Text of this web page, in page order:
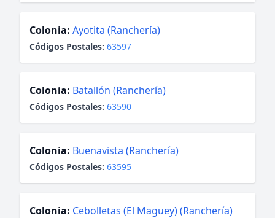
Colonia: Ayotita (Ranchería)
Códigos Postales: 63597
Colonia: Batallón (Ranchería)
Códigos Postales: 63590
Colonia: Buenavista (Ranchería)
Códigos Postales: 63595
Colonia: Cebolletas (El Maguey) (Ranchería)